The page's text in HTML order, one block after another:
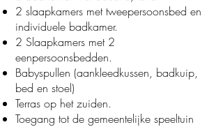
2 slaapkamers met tweepersoonsbed en
individuele badkamer.
2 Slaapkamers met 2
eenpersoonsbedden.
Babyspullen (aankleedkussen, badkuip,
bed en stoel)
Terras op het zuiden.
Toegang tot de gemeentelijke speeltuin